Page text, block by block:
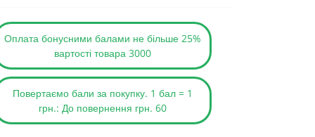
Оплата бонусними балами не більше 25%
вартості товара 3000
Повертаємо бали за покупку. 1 бал = 1
грн.: До повернення грн. 60